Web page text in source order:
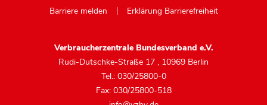
Barriere melden
Erklärung Barrierefreiheit
Verbraucherzentrale Bundesverband e.V.
Rudi-Dutschke-Straße 17 , 10969 Berlin
Tel.: 030/25800-0
Fax: 030/25800-518